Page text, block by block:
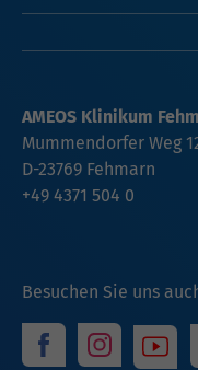
Besuchen Sie uns
AMEOS Klinikum
Mummendorfer Weg
D-23769 Fehmarn
+49 4371 504 0